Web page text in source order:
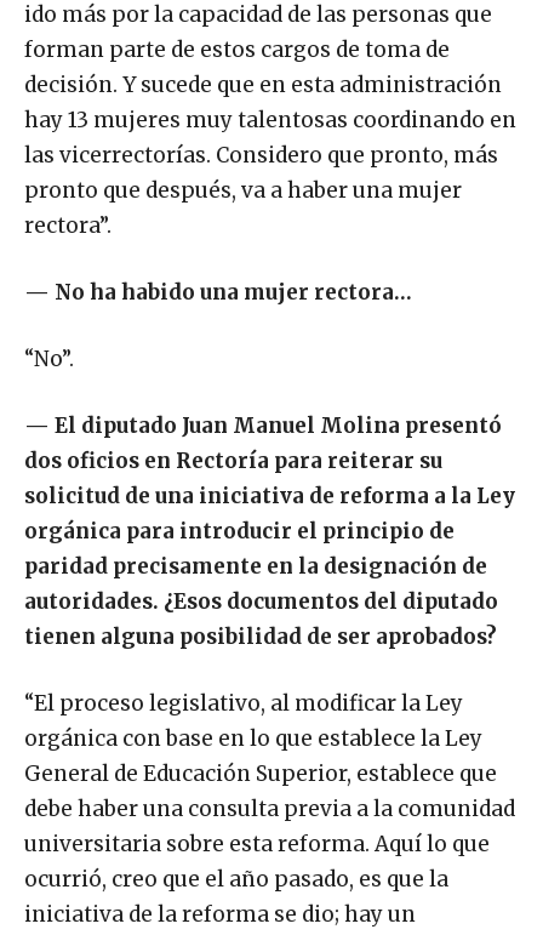
ido más por la capacidad de las personas que
forman parte de estos cargos de toma de
decisión. Y sucede que en esta administración
hay 13 mujeres muy talentosas coordinando en
las vicerrectorías. Considero que pronto, más
pronto que después, va a haber una mujer
rectora”.
— No ha habido una mujer rectora…
“No”.
— El diputado Juan Manuel Molina presentó
dos oficios en Rectoría para reiterar su
solicitud de una iniciativa de reforma a la Ley
orgánica para introducir el principio de
paridad precisamente en la designación de
autoridades. ¿Esos documentos del diputado
tienen alguna posibilidad de ser aprobados?
“El proceso legislativo, al modificar la Ley
orgánica con base en lo que establece la Ley
General de Educación Superior, establece que
debe haber una consulta previa a la comunidad
universitaria sobre esta reforma. Aquí lo que
ocurrió, creo que el año pasado, es que la
iniciativa de la reforma se dio; hay un